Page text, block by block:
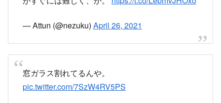
武蔵野線の該当車両、窓が割れた6号車に乗客を
乗せない形で再開を進めるアナウンス。応急処置
— Attun (@nezuku)